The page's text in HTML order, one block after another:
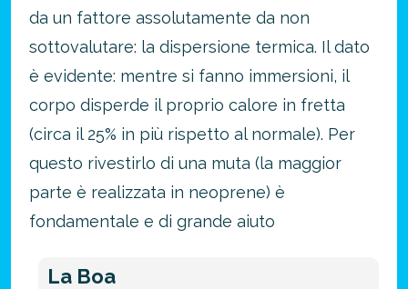
da un fattore assolutamente da non
sottovalutare: la dispersione termica. Il dato
è evidente: mentre si fanno immersioni, il
corpo disperde il proprio calore in fretta
(circa il 25% in più rispetto al normale). Per
questo rivestirlo di una muta (la maggior
parte è realizzata in neoprene) è
fondamentale e di grande aiuto
La Boa